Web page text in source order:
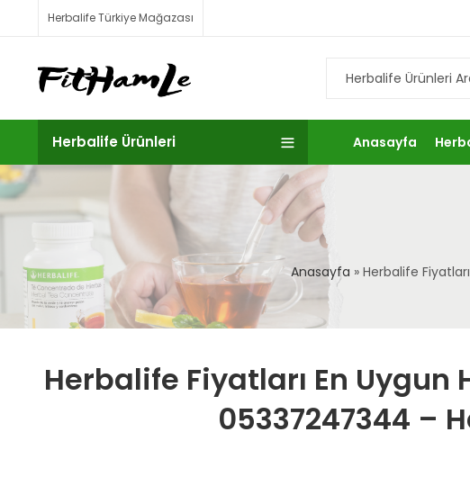
Herbalife Türkiye Mağazası
Herbalife Ürünleri Anasayfa
Anasayfa » Herbalife
Herbalife Fiyatları En Uygun
05337247344 –